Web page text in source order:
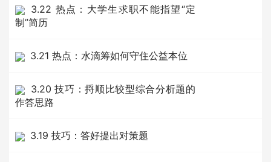
3.22 热点：大学生求职不能指望“定
制”简历
3.21 热点：水滴筹如何守住公益本位
3.20 技巧：捋顺比较型综合分析题的
作答思路
3.19 技巧：答好提出对策题